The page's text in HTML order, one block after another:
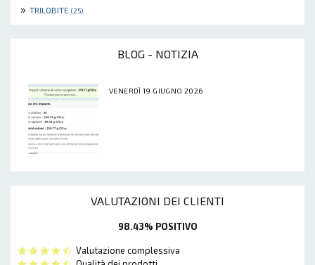
» TRILOBITE (25)
BLOG - NOTIZIA
VENERDÌ 19 GIUGNO 2026
VALUTAZIONI DEI CLIENTI
98.43% POSITIVO
Valutazione complessiva